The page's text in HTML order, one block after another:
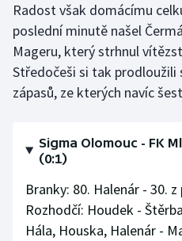
Rychlobruslení
Rychlostní kanoistika
Short track
Sportovní střelba
Triatlon
Radost však domácímu
poslední minutě našel
Mageru, který strhnul
Středočeši si tak prodloužili
zápasů, ze kterých navíc
Sigma Olomouc - FK
(0:1)
Branky: 80. Halenár - 30.
Rozhodčí: Houdek -
Hála, Houska, Halenár -